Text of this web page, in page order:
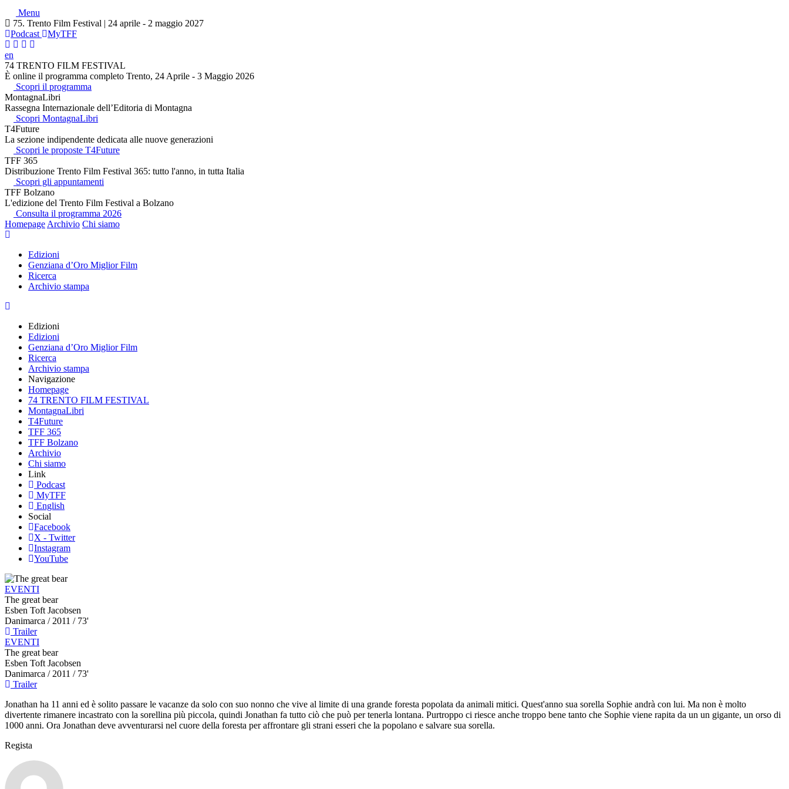
Menu
75. Trento Film Festival | 24 aprile - 2 maggio 2027
Podcast
MyTFF
en
74 TRENTO FILM FESTIVAL
È online il programma completo Trento, 24 Aprile - 3 Maggio 2026
Scopri il programma
MontagnaLibri
Rassegna Internazionale dell’Editoria di Montagna
Scopri MontagnaLibri
T4Future
La sezione indipendente dedicata alle nuove generazioni
Scopri le proposte T4Future
TFF 365
Distribuzione Trento Film Festival 365: tutto l'anno, in tutta Italia
Scopri gli appuntamenti
TFF Bolzano
L'edizione del Trento Film Festival a Bolzano
Consulta il programma 2026
Homepage Archivio Chi siamo
Edizioni
Genziana d’Oro Miglior Film
Ricerca
Archivio stampa
Edizioni
Edizioni
Genziana d’Oro Miglior Film
Ricerca
Archivio stampa
Navigazione
Homepage
74 TRENTO FILM FESTIVAL
MontagnaLibri
T4Future
TFF 365
TFF Bolzano
Archivio
Chi siamo
Link
Podcast
MyTFF
English
Social
Facebook
X - Twitter
Instagram
YouTube
EVENTI
The great bear
Esben Toft Jacobsen
Danimarca / 2011 / 73'
Trailer
EVENTI
The great bear
Esben Toft Jacobsen
Danimarca / 2011 / 73'
Trailer
Jonathan ha 11 anni ed è solito passare le vacanze da solo con suo nonno che vive al limite di una grande foresta popolata da animali mitici. Quest'anno sua sorella Sophie andrà con lui. Ma non è molto
divertente rimanere incastrato con la sorellina più piccola, quindi Jonathan fa tutto ciò che può per tenerla lontana. Purtroppo ci riesce anche troppo bene tanto che Sophie viene rapita da un un gigante, un orso di
1000 anni. Ora Jonathan deve avventurarsi nel cuore della foresta per affrontare gli strani esseri che la popolano e salvare sua sorella.
Regista